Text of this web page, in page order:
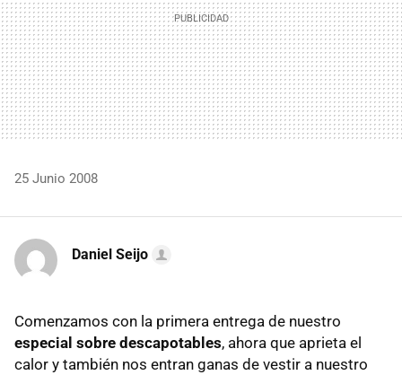
25 Junio 2008
Daniel Seijo
Comenzamos con la primera entrega de nuestro
especial sobre descapotables, ahora que aprieta el
calor y también nos entran ganas de vestir a nuestro